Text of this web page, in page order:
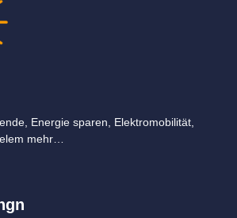
Energie sparen, Elektromobilität,
mehr…